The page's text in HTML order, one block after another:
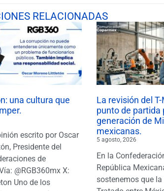
RELACIONADAS
una cultura que
escrito por Oscar
Presidente del
de
@RGB360mx X:
Uno de los
La revisión del T-
punto de partida
generación de
mexicanas.
5 agosto, 2026
En la
República
sostenemos que la